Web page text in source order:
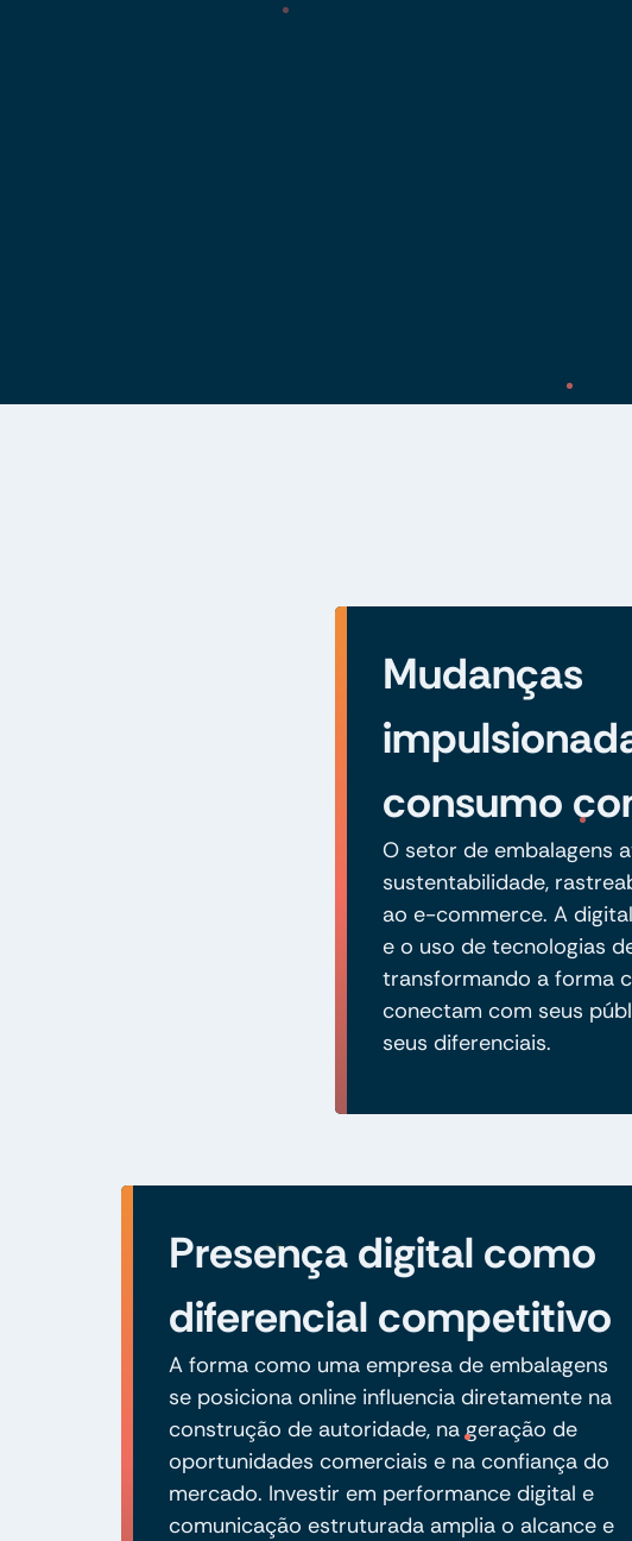
Mudanças
consumo
O setor de embalagens
sustentabilidade,
ao e-commerce. A
e o uso de tecnologias
transformando a forma
conectam com seus
seus diferenciais.
Presença digital como
diferencial competitivo
A forma como uma empresa de embalagens
se posiciona online influencia diretamente na
construção de autoridade, na geração de
oportunidades comerciais e na confiança do
mercado. Investir em performance digital e
comunicação estruturada amplia o alcance e